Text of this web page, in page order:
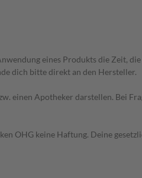
eines Produkts die Zeit,
dich bitte direkt an den Hersteller.
einen Apotheker darstellen. Bei
OHG keine Haftung. Deine